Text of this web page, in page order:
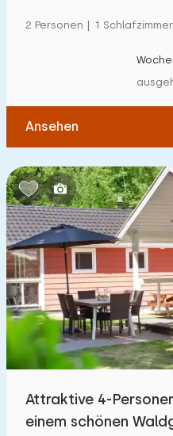
Zum Meer(max. km):
1 2
Zum Wasser(max. km):
1 2 5 10
Zu öffentlichen
0,2 0,5 1 2
Unterkunft
Im Ferienpark
2 Personen | 1
Ansehen
Attraktive 4-
einem schönen